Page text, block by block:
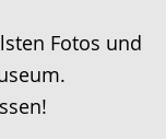
Fotos und